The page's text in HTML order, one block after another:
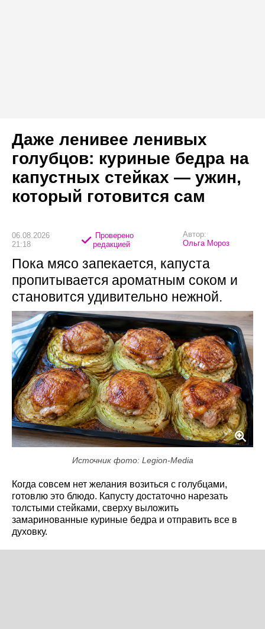
Даже ленивее ленивых
голубцов: куриные бедра на
капустных стейках — ужин,
который готовится сам
06.08.2026
21:18
Проверено
редакцией
Автор:
Ольга Мороз
Пока мясо запекается, капуста
пропитывается ароматным соком и
становится удивительно нежной.
Источник фото: Legion-Media
Когда совсем нет желания возиться с голубцами,
готовлю это блюдо. Капусту достаточно нарезать
толстыми стейками, сверху выложить
замаринованные куриные бедра и отправить все в
духовку.